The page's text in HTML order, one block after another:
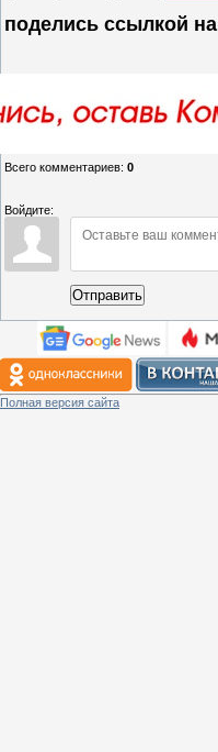
поделись ссылкой
Всего комментариев: 0
Войдите:
Отправить
Полная версия сайта